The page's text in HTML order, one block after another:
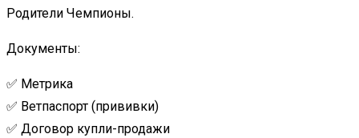
Родители Чемпионы.
Документы:
✅ Метрика
✅ Ветпаспорт (прививки)
✅ Договор купли-продажи